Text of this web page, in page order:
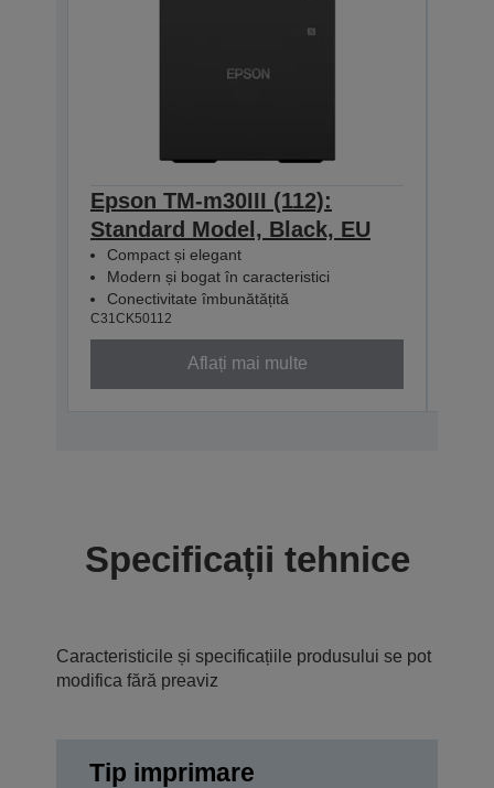
Epson TM-m30III (112):
Standard Model, Black, EU
Compact și elegant
Modern și bogat în caracteristici
Conectivitate îmbunătățită
C31CK50112
Aflați mai multe
Specificații tehnice
Caracteristicile și specificațiile produsului se pot
modifica fără preaviz
Tip imprimare